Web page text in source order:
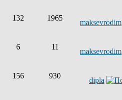
132 1965
maksevrodim
6 11
maksevrodim
156 930
dipla